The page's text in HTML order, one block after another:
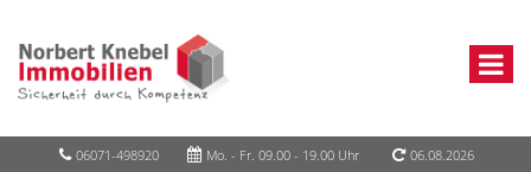
06071-498920 Mo. - Fr. 09.00 - 19.00 Uhr
06.08.2026